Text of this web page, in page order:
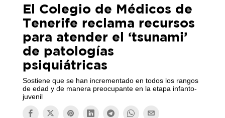
El Colegio de Médicos de
Tenerife reclama recursos
para atender el ‘tsunami’
de patologías
psiquiátricas
Sostiene que se han incrementado en todos los rangos
de edad y de manera preocupante en la etapa infanto-
juvenil